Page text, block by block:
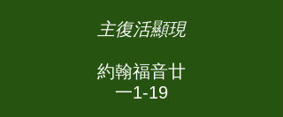
主復活顯現
約翰福音廿
一1-19